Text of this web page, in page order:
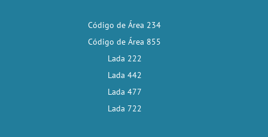
Código de Área 234
Código de Área 855
Lada 222
Lada 442
Lada 477
Lada 722